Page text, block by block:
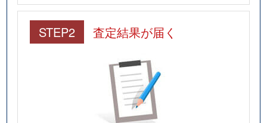
STEP2 査定結果が届く